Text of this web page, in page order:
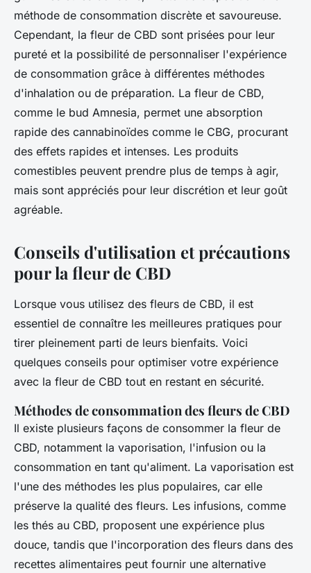
méthode de consommation discrète et savoureuse.
Cependant, la fleur de CBD sont prisées pour leur
pureté et la possibilité de personnaliser l'expérience
de consommation grâce à différentes méthodes
d'inhalation ou de préparation. La fleur de CBD,
comme le bud Amnesia, permet une absorption
rapide des cannabinoïdes comme le CBG, procurant
des effets rapides et intenses. Les produits
comestibles peuvent prendre plus de temps à agir,
mais sont appréciés pour leur discrétion et leur goût
agréable.
Conseils d'utilisation et précautions
pour la fleur de CBD
Lorsque vous utilisez des fleurs de CBD, il est
essentiel de connaître les meilleures pratiques pour
tirer pleinement parti de leurs bienfaits. Voici
quelques conseils pour optimiser votre expérience
avec la fleur de CBD tout en restant en sécurité.
Méthodes de consommation des fleurs de CBD
Il existe plusieurs façons de consommer la fleur de
CBD, notamment la vaporisation, l'infusion ou la
consommation en tant qu'aliment. La vaporisation est
l'une des méthodes les plus populaires, car elle
préserve la qualité des fleurs. Les infusions, comme
les thés au CBD, proposent une expérience plus
douce, tandis que l'incorporation des fleurs dans des
recettes alimentaires peut fournir une alternative